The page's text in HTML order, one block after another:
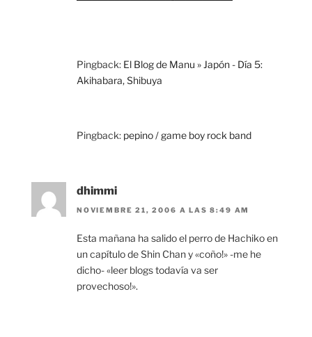
Pingback: El Blog de Manu » Japón - Día 5:
Akihabara, Shibuya
Pingback: pepino / game boy rock band
dhimmi
NOVIEMBRE 21, 2006 A LAS 8:49 AM
Esta mañana ha salido el perro de Hachiko en
un capítulo de Shin Chan y «coño!» -me he
dicho- «leer blogs todavía va ser
provechoso!».